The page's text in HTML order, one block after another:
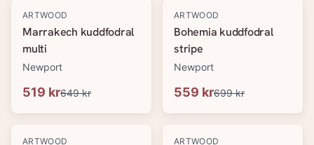
-20%
ARTWOOD
Marrakech kuddfodral
multi
Newport
519 kr649 kr
-20%
ARTWOOD
Bohemia kuddfodral
stripe
Newport
559 kr699 kr
-20%
ARTWOOD -20%
ARTWOOD